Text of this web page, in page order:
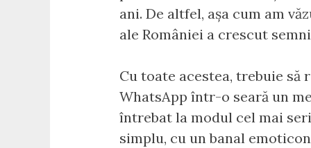
ani. De altfel, așa cum am
ale României a crescut
Cu toate acestea, trebuie
WhatsApp într-o seară un
întrebat la modul cel mai
simplu, cu un banal